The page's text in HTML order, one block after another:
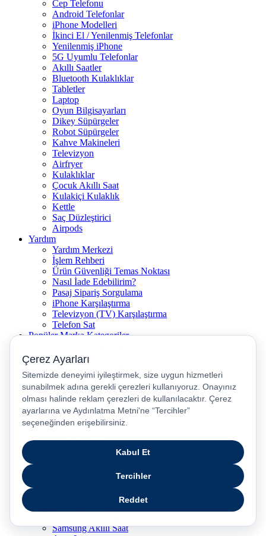
Cep Telefonu
Android Telefonlar
iPhone Modelleri
İkinci El / Yenilenmiş Telefonlar
Yenilenmiş iPhone
5G Uyumlu Telefonlar
Akıllı Saatler
Bluetooth Kulaklıklar
Tabletler
Laptop
Oyun Bilgisayarları
Dikey Süpürgeler
Robot Süpürgeler
Kahve Makineleri
Televizyon
Airfryer
Kulaklıklar
Çocuk Akıllı Saat
Kulakiçi Kulaklık
Kettle
Saç Düzleştirici
Airpods
Yardım
Yardım Merkezi
İşlem Rehberi
Ürün Güvenliği Temas Noktası
Nasıl İade Edebilirim?
Pasaj Sipariş Sorgulama
iPhone Karşılaştırma
Televizyon (TV) Karşılaştırma
Telefon Sat
Popüler Marka Kategoriler
JBL Kulaklık
Philips Kahve Makinesi
Samsung Tablet
Dyson Saç Düzleştirici
Philips Dikey Süpürge
Philips Süpürge
Karaca Kahve Makinesi
Apple Kulaklık
Dyson Hava Temizleyici
Samsung Akıllı Saat